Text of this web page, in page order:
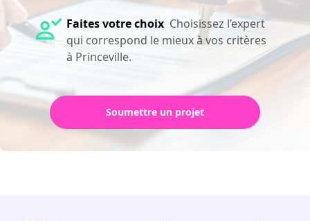
Faites votre choix Choisissez l’expert
qui correspond le mieux à vos critères
à Princeville.
Soumettre un projet